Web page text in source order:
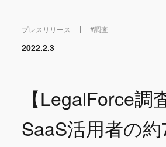
プレスリリース #調査
2022.2.3
【LegalForce調
SaaS活用者の